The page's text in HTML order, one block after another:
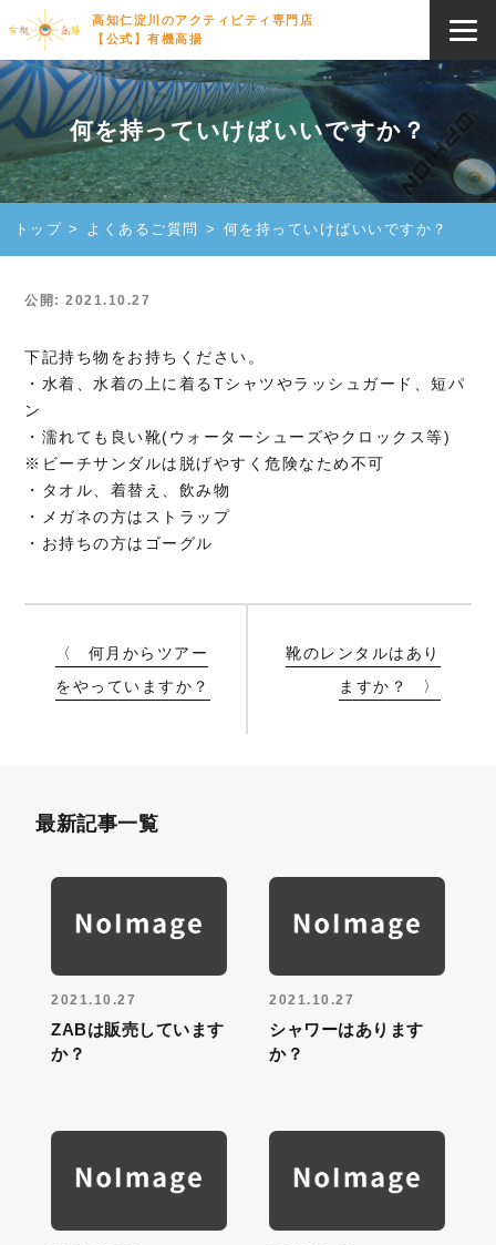
高知仁淀川のアクティビティ専門店
【公式】有機高揚
何を持っていけばいいですか？
トップ よくあるご質問 何を持っていけばいいですか？
公開: 2021.10.27
下記持ち物をお持ちください。
・水着、水着の上に着るTシャツやラッシュガード、短パ
ン
・濡れても良い靴(ウォーターシューズやクロックス等)
※ビーチサンダルは脱げやすく危険なため不可
・タオル、着替え、飲み物
・メガネの方はストラップ
・お持ちの方はゴーグル
何月からツアー
をやっていますか？
靴のレンタルはあり
ますか？
最新記事一覧
2021.10.27
ZABは販売しています
か？
2021.10.27
シャワーはあります
か？